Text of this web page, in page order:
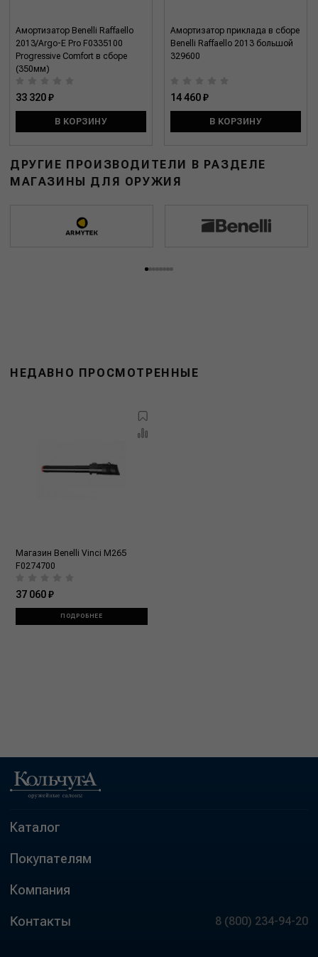
Амортизатор Benelli Raffaello
2013/Argo-E Pro F0335100
Progressive Comfort в сборе
(350мм)
33 320 ₽
В КОРЗИНУ
Амортизатор приклада в сборе
Benelli Raffaello 2013 большой
329600
14 460 ₽
В КОРЗИНУ
ДРУГИЕ ПРОИЗВОДИТЕЛИ В РАЗДЕЛЕ
МАГАЗИНЫ ДЛЯ ОРУЖИЯ
НЕДАВНО ПРОСМОТРЕННЫЕ
Магазин Benelli Vinci M265
F0274700
37 060 ₽
ПОДРОБНЕЕ
Каталог
Покупателям
Компания
Контакты 8 (800) 234-94-20